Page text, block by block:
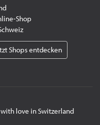
Shop
Shops entdecken
love in Switzerland